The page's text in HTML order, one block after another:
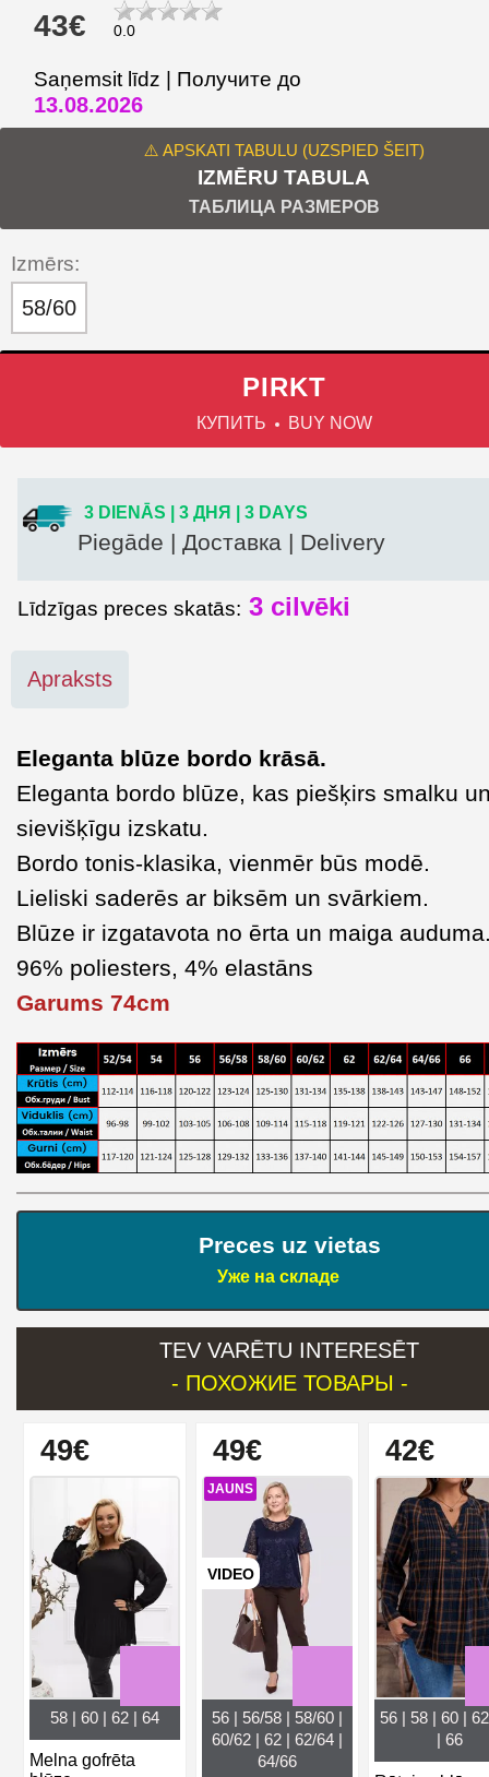
43€ 0.0
Saņemsit līdz | Получите до
13.08.2026
⚠️ APSKATI TABULU (UZSPIED ŠEIT)
IZMĒRU TABULA
ТАБЛИЦА РАЗМЕРОВ
Izmērs:
58/60
PIRKT
КУПИТЬ BUY NOW
3 DIENĀS | 3 ДНЯ | 3 DAYS
Piegāde | Доставка | Delivery
Līdzīgas preces skatās: 3 cilvēki
Apraksts
Eleganta blūze bordo krāsā.
Eleganta bordo blūze, kas piešķirs smalku
sievišķīgu izskatu.
Bordo tonis-klasika, vienmēr būs modē.
Lieliski saderēs ar biksēm un svārkiem.
Blūze ir izgatavota no ērta un maiga
96% poliesters, 4% elastāns
Garums 74cm
Preces uz vietas
Уже на складе
TEV VARĒTU INTERESĒT
- ПОХОЖИЕ ТОВАРЫ -
49€
58 | 60 | 62 | 64
Melna gofrēta
49€
JAUNS
VIDEO
56 | 56/58 | 58/60 |
60/62 | 62 | 62/64 |
64/66
42€
56 | 58 | 60 |
| 66